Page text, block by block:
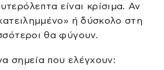
είναι κρίσιμα. Αν
ή δύσκολο στη
θα φύγουν.
σημεία που ελέγχουν: